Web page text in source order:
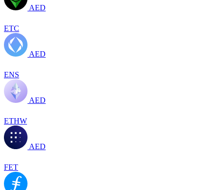
AED
ETC
AED
ENS
AED
ETHW
AED
FET